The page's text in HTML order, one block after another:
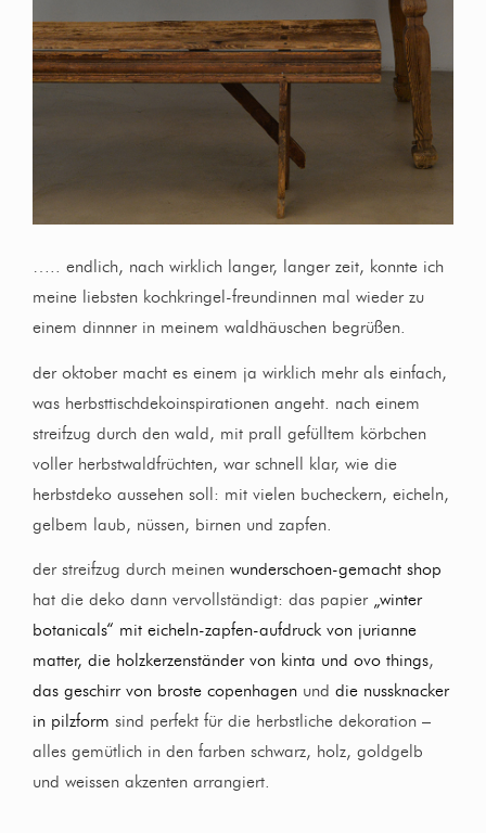
….. endlich, nach wirklich langer, langer zeit, konnte ich
meine liebsten kochkringel-freundinnen mal wieder zu
einem dinnner in meinem waldhäuschen begrüßen.
der oktober macht es einem ja wirklich mehr als einfach,
was herbsttischdekoinspirationen angeht. nach einem
streifzug durch den wald, mit prall gefülltem körbchen
voller herbstwaldfrüchten, war schnell klar, wie die
herbstdeko aussehen soll: mit vielen bucheckern, eicheln,
gelbem laub, nüssen, birnen und zapfen.
der streifzug durch meinen wunderschoen-gemacht shop
hat die deko dann vervollständigt: das papier „winter
botanicals“ mit eicheln-zapfen-aufdruck von jurianne
matter, die holzkerzenständer von kinta und ovo things,
das geschirr von broste copenhagen und die nussknacker
in pilzform sind perfekt für die herbstliche dekoration –
alles gemütlich in den farben schwarz, holz, goldgelb
und weissen akzenten arrangiert.